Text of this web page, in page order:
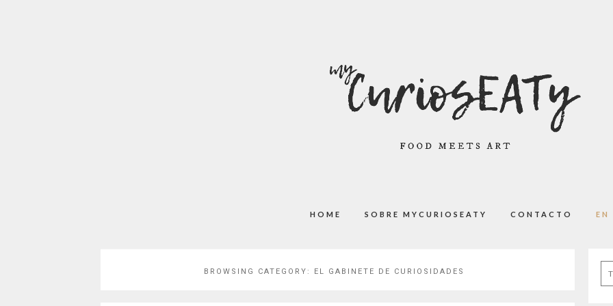
HOME SOBRE MYCURIOSEATY CONTACTO EN
BROWSING CATEGORY: EL GABINETE DE CURIOSIDADES